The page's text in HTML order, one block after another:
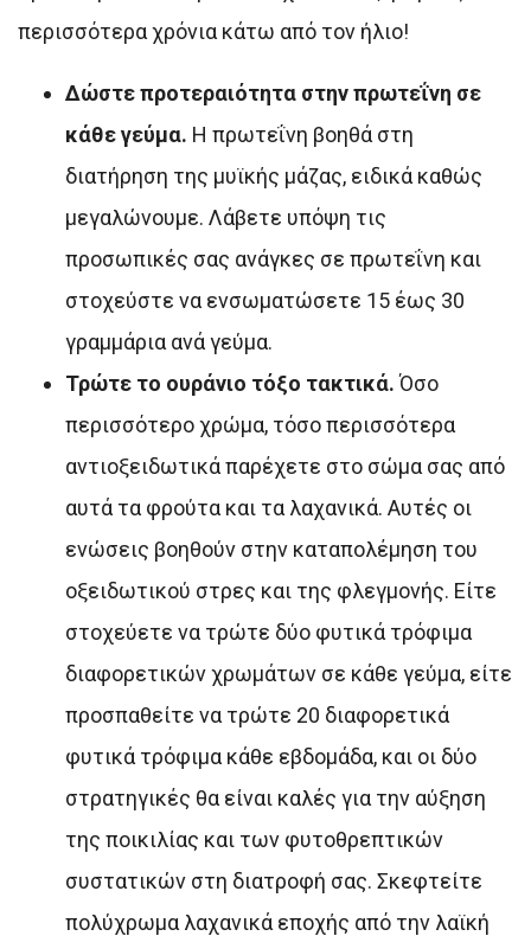
περισσότερα χρόνια κάτω από τον ήλιο!
Δώστε προτεραιότητα στην πρωτεΐνη σε
κάθε γεύμα. Η πρωτεΐνη βοηθά στη
διατήρηση της μυϊκής μάζας, ειδικά καθώς
μεγαλώνουμε. Λάβετε υπόψη τις
προσωπικές σας ανάγκες σε πρωτεΐνη και
στοχεύστε να ενσωματώσετε 15 έως 30
γραμμάρια ανά γεύμα.
Τρώτε το ουράνιο τόξο τακτικά.Όσο
περισσότερο χρώμα, τόσο περισσότερα
αντιοξειδωτικά παρέχετε στο σώμα σας από
αυτά τα φρούτα και τα λαχανικά. Αυτές οι
ενώσεις βοηθούν στην καταπολέμηση του
οξειδωτικού στρες και της φλεγμονής. Είτε
στοχεύετε να τρώτε δύο φυτικά τρόφιμα
διαφορετικών χρωμάτων σε κάθε γεύμα, είτε
προσπαθείτε να τρώτε 20 διαφορετικά
φυτικά τρόφιμα κάθε εβδομάδα, και οι δύο
στρατηγικές θα είναι καλές για την αύξηση
της ποικιλίας και των φυτοθρεπτικών
συστατικών στη διατροφή σας. Σκεφτείτε
πολύχρωμα λαχανικά εποχής από την λαϊκή